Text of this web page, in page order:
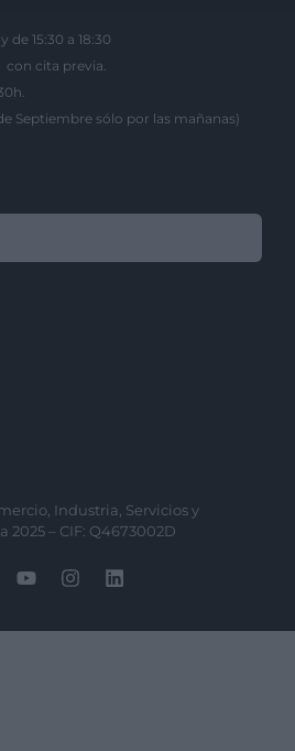
de 15:30 a 18:30
con cita previa.
Septiembre sólo por las mañanas)
Industria, Servicios y
2025 – CIF: Q4673002D